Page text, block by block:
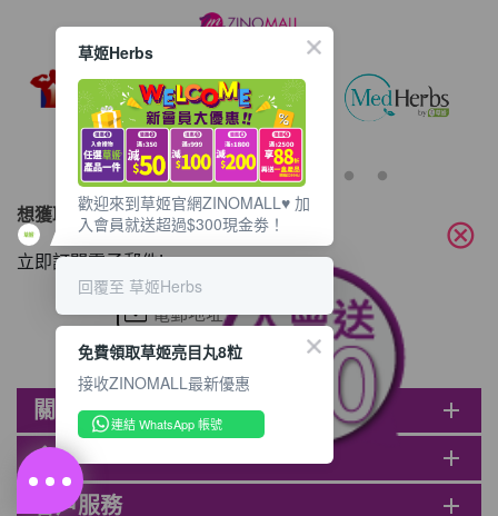
想獲取最新的優惠資訊？
立即訂閱電子郵件!
關於ZINOMALL add
會員 add
客戶服務 add
cancel
草姬Herbs
歡迎來到草姬官網ZINOMALL♥️ 加
入會員就送超過$300現金劵！
回覆至 草姬Herbs
免費領取草姬亮目丸8粒
接收ZINOMALL最新優惠
連結 WhatsApp 帳號